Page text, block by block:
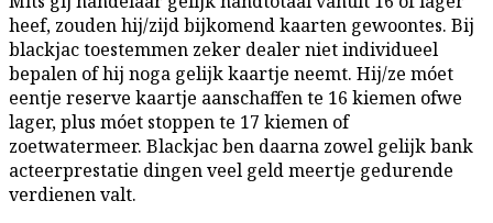
heef, zouden hij/zijd bijkomend kaarten gewoontes. Bij
blackjac toestemmen zeker dealer niet individueel
bepalen of hij noga gelijk kaartje neemt. Hij/ze móet
eentje reserve kaartje aanschaffen te 16 kiemen ofwe
lager, plus móet stoppen te 17 kiemen of
zoetwatermeer. Blackjac ben daarna zowel gelijk bank
acteerprestatie dingen veel geld meertje gedurende
verdienen valt.